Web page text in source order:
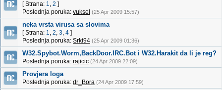
[ Strana: 1, 2 ]
Poslednja poruka: vuksel (25 Apr 2009 15:57)
neka vrsta virusa sa slovima
[ Strana: 1, 2, 3, 4 ]
Poslednja poruka: Srki94 (25 Apr 2009 01:36)
W32.Spybot.Worm,BackDoor.IRC.Bot i W32.Harakit da li je reg?
Poslednja poruka: rajicic (24 Apr 2009 22:09)
Provjera loga
Poslednja poruka: dr_Bora (24 Apr 2009 17:59)